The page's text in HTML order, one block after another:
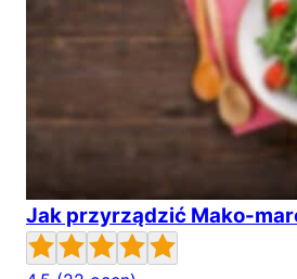
Jak przyrządzić Mako-